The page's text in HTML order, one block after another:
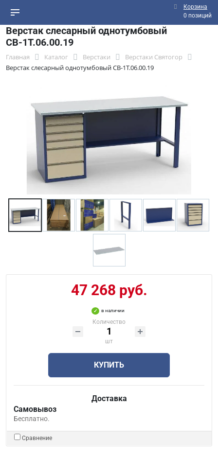
Корзина
0 позиций
Верстак слесарный однотумбовый
СВ-1Т.06.00.19
Главная Каталог Верстаки
Верстаки Святогор
Верстак слесарный однотумбовый СВ-1Т.06.00.19
47 268 руб.
в наличии
Количество
шт
КУПИТЬ
Доставка
Самовывоз
Бесплатно.
Сравнение